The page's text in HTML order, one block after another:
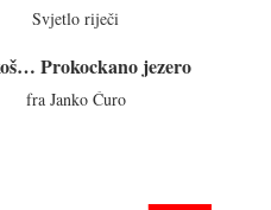
Svjetlo riječi
Prokockano jezero
fra Janko Ćuro